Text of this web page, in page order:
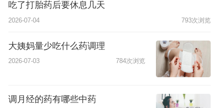
吃了打胎药后要休息几天
2026-07-04 793次浏览
大姨妈量少吃什么药调理
2026-07-03 784次浏览
调月经的药有哪些中药